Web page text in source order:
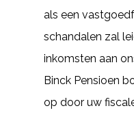
als een
schandalen zal
inkomsten aan
Binck Pensioen
op door uw